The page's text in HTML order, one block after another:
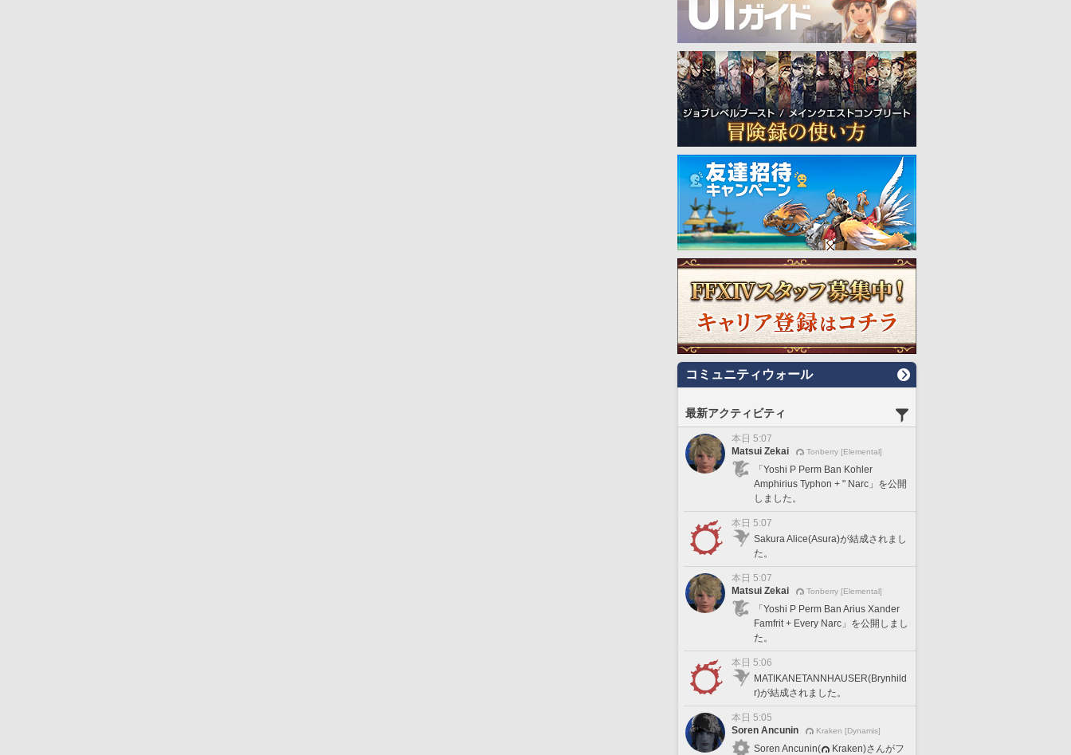
コミュニティウォール
最新アクティビティ
本日 5:07
Matsui Zekai
Tonberry [Elemental]
「Yoshi P Perm Ban Kohler
Amphirius Typhon + " Narc」を公開
しました。
本日 5:07
Sakura Alice(Asura)が結成されまし
た。
本日 5:07
Matsui Zekai
Tonberry [Elemental]
「Yoshi P Perm Ban Arius Xander
Famfrit + Every Narc」を公開しまし
た。
本日 5:06
MATIKANETANNHAUSER(Brynhild
r)が結成されました。
本日 5:05
Soren Ancunin
Kraken [Dynamis]
Soren Ancunin(
Kraken)さんがフ